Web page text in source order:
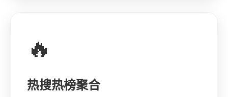
🔥
热搜热榜聚合